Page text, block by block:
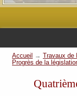
Accueil → Travaux de
Progrès de la